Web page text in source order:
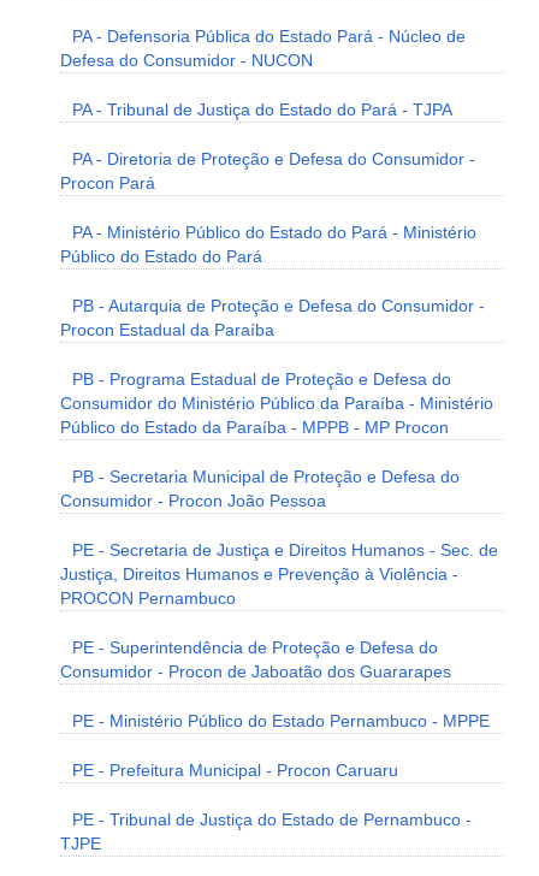
PA - Defensoria Pública do Estado Pará - Núcleo de
Defesa do Consumidor - NUCON
PA - Tribunal de Justiça do Estado do Pará - TJPA
PA - Diretoria de Proteção e Defesa do Consumidor -
Procon Pará
PA - Ministério Público do Estado do Pará - Ministério
Público do Estado do Pará
PB - Autarquia de Proteção e Defesa do Consumidor -
Procon Estadual da Paraíba
PB - Programa Estadual de Proteção e Defesa do
Consumidor do Ministério Público da Paraíba - Ministério
Público do Estado da Paraíba - MPPB - MP Procon
PB - Secretaria Municipal de Proteção e Defesa do
Consumidor - Procon João Pessoa
PE - Secretaria de Justiça e Direitos Humanos - Sec. de
Justiça, Direitos Humanos e Prevenção à Violência -
PROCON Pernambuco
PE - Superintendência de Proteção e Defesa do
Consumidor - Procon de Jaboatão dos Guararapes
PE - Ministério Público do Estado Pernambuco - MPPE
PE - Prefeitura Municipal - Procon Caruaru
PE - Tribunal de Justiça do Estado de Pernambuco -
TJPE